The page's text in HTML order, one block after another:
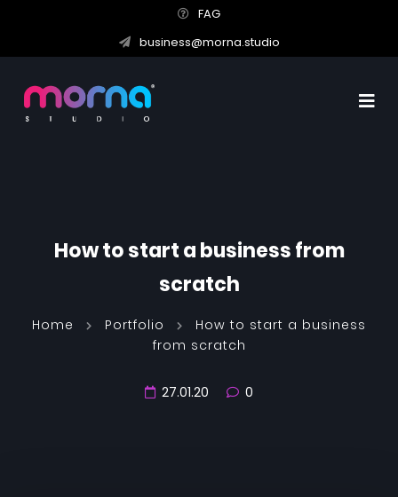
FAG
business@morna.studio
How to start a business from
scratch
Home Portfolio
How to start a business
from scratch
27.01.20 0